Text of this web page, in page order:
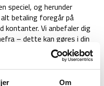
Om
speciel, og herunder
betaling foregår på
kontanter. Vi anbefaler dig
– dette kan gøres i din
have så mange kontanter
Specielt når der i
kontanter længere, men
eller mobile Pay.